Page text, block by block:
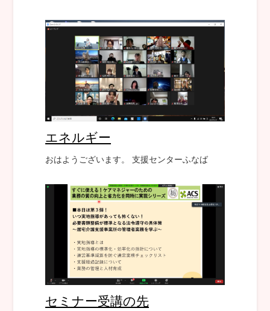
エネルギー
おはようございます。 支援センターふなば
セミナー受講の先